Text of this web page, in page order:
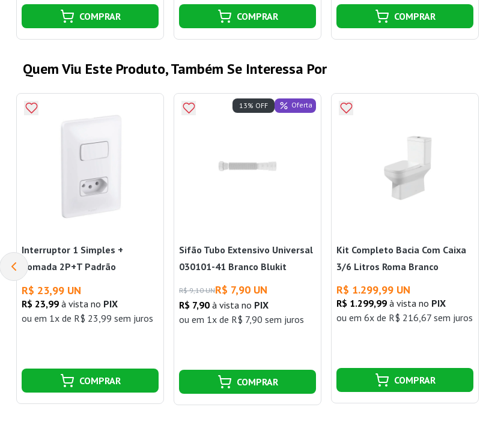
COMPRAR COMPRAR COMPRAR
Quem Viu Este Produto, Também Se Interessa Por
Interruptor 1 Simples +
Tomada 2P+T Padrão
Brasileiro 10A 680112 Zeffia
Pial
R$ 23,99 UN
R$ 23,99 à vista no PIX
ou em 1x de R$ 23,99 sem juros
COMPRAR
Sifão Tubo Extensivo Universal
030101-41 Branco Blukit
R$ 9,10 UNR$ 7,90 UN
R$ 7,90 à vista no PIX
ou em 1x de R$ 7,90 sem juros
13% OFF Oferta
COMPRAR
Kit Completo Bacia Com Caixa
3/6 Litros Roma Branco
R$ 1.299,99 UN
R$ 1.299,99 à vista no PIX
ou em 6x de R$ 216,67 sem juros
COMPRAR